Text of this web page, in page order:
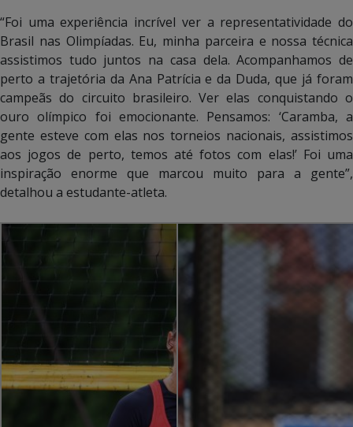
“Foi uma experiência incrível ver a representatividade do
Brasil nas Olimpíadas. Eu, minha parceira e nossa técnica
assistimos tudo juntos na casa dela. Acompanhamos de
perto a trajetória da Ana Patrícia e da Duda, que já foram
campeãs do circuito brasileiro. Ver elas conquistando o
ouro olímpico foi emocionante. Pensamos: ‘Caramba, a
gente esteve com elas nos torneios nacionais, assistimos
aos jogos de perto, temos até fotos com elas!’ Foi uma
inspiração enorme que marcou muito para a gente”,
detalhou a estudante-atleta.